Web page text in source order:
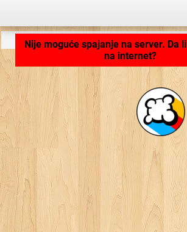
Aplikacija se učitava ...